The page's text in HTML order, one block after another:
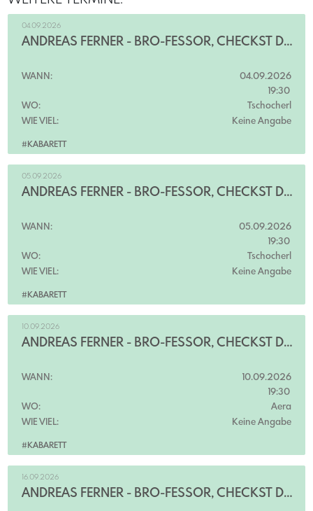
#KABARETT
04.09.2026
ANDREAS FERNER - BRO-FESSOR, CHECKST DU?!
WANN:
04.09.2026
19:30
WO:
Tschocherl
WIE VIEL:
Keine Angabe
#KABARETT
05.09.2026
ANDREAS FERNER - BRO-FESSOR, CHECKST DU?!
WANN:
05.09.2026
19:30
WO:
Tschocherl
WIE VIEL:
Keine Angabe
#KABARETT
10.09.2026
ANDREAS FERNER - BRO-FESSOR, CHECKST DU?!
WANN:
10.09.2026
19:30
WO:
Aera
WIE VIEL:
Keine Angabe
16.09.2026
ANDREAS FERNER - BRO-FESSOR, CHECKST DU?!